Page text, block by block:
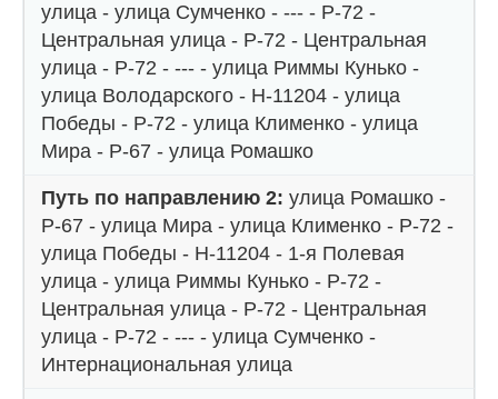
улица - улица Сумченко - --- - Р-72 -
Центральная улица - Р-72 - Центральная
улица - Р-72 - --- - улица Риммы Кунько -
улица Володарского - Н-11204 - улица
Победы - Р-72 - улица Клименко - улица
Мира - Р-67 - улица Ромашко
Путь по направлению 2: улица Ромашко -
Р-67 - улица Мира - улица Клименко - Р-72 -
улица Победы - Н-11204 - 1-я Полевая
улица - улица Риммы Кунько - Р-72 -
Центральная улица - Р-72 - Центральная
улица - Р-72 - --- - улица Сумченко -
Интернациональная улица